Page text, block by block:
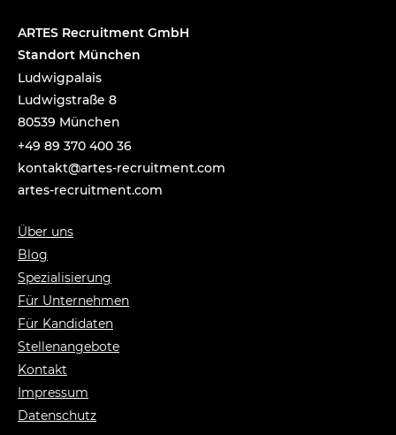
ARTES Recruitment GmbH
Standort München
Ludwigpalais
Ludwigstraße 8
80539 München
+49 89 370 400 36
moc.t
nemti
urcer
-setr
a@tka
tnok
artes-recruitment.com
Über uns
Blog
Spezialisierung
Für Unternehmen
Für Kandidaten
Stellenangebote
Kontakt
Impressum
Datenschutz